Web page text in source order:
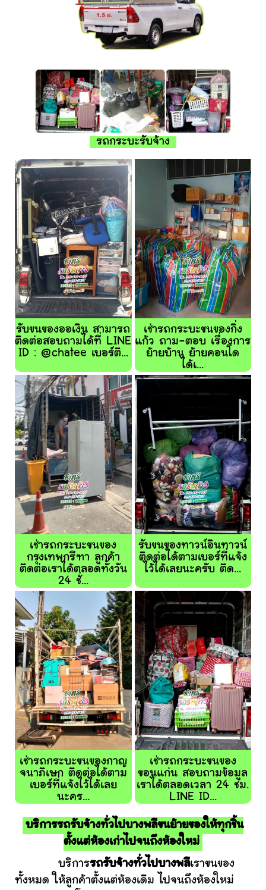
รถกระบะรับจ้าง
รับขนของออเงิน สามารถ
ติดต่อสอบถามได้ที่ LINE
ID : @chatee เบอร์ติ...
เช่ารถกระบะขนของกิ่ง
แก้ว ถาม-ตอบ เรื่องการ
ย้ายบ้าน ย้ายคอนโด
ได้เ...
เช่ารถกระบะขนของ
กรุงเทพกรีฑา ลูกค้า
ติดต่อเราได้ตลอดทั้งวัน
24 ชั่...
รับขนของทาวน์อินทาวน์
ติดต่อได้ตามเบอร์ที่แจ้ง
ไว้ได้เลยนะครับ ติด...
เช่ารถกระบะขนของกาญ
จนาภิเษก ติดต่อได้ตาม
เบอร์ที่แจ้งไว้ได้เลย
นะคร...
เช่ารถกระบะขนของ
ขอนแก่น สอบถามข้อมูล
เราได้ตลอดเวลา 24 ชม.
LINE ID...
บริการรถรับจ้างทั่วไปบางพลีขนย้ายของให้ทุกชิ้น
ตั้งแต่ห้องเก่าไปจนถึงห้องใหม่
บริการรถรับจ้างทั่วไปบางพลีเราขนของ
ทั้งหมด ให้ลูกค้าตั้งแต่ห้องเดิม ไปจนถึงห้องใหม่